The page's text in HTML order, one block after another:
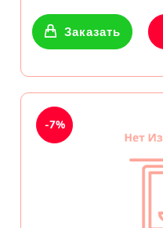
Заказать
-7%